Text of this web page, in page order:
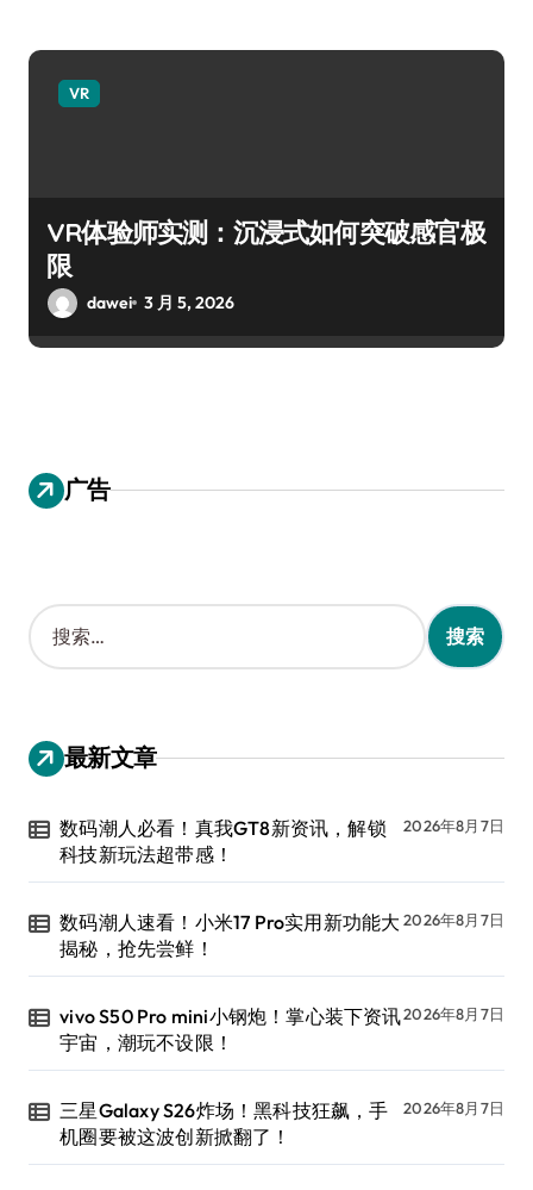
VR
VR体验师实测：沉浸式如何突破感官极
限
dawei 3 月 5, 2026
广告
搜
索
：
最新文章
数码潮人必看！真我GT8新资讯，解锁
科技新玩法超带感！
2026年8月7日
数码潮人速看！小米17 Pro实用新功能大
揭秘，抢先尝鲜！
2026年8月7日
vivo S50 Pro mini小钢炮！掌心装下资讯
宇宙，潮玩不设限！
2026年8月7日
三星Galaxy S26炸场！黑科技狂飙，手
机圈要被这波创新掀翻了！
2026年8月7日